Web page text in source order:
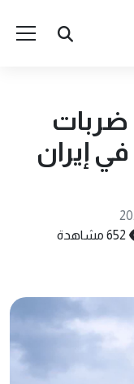
ضربات
652 مشاهدة